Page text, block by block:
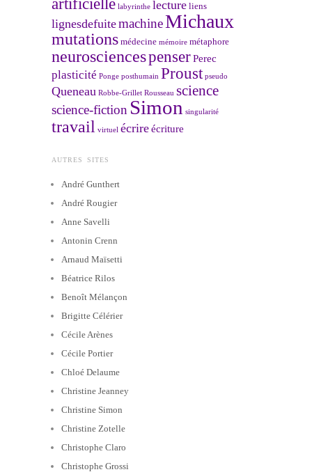
artificielle labyrinthe lecture liens
lignesdefuitemachineMichaux
mutations médecine mémoire métaphore
neurosciencespenserPerec
plasticité Ponge posthumain Proust pseudo
Queneau Robbe-Grillet Rousseau science
science-fiction Simon singularité
travail virtuel écrireécriture
AUTRES SITES
André Gunthert
André Rougier
Anne Savelli
Antonin Crenn
Arnaud Maïsetti
Béatrice Rilos
Benoît Mélançon
Brigitte Célérier
Cécile Arènes
Cécile Portier
Chloé Delaume
Christine Jeanney
Christine Simon
Christine Zotelle
Christophe Claro
Christophe Grossi